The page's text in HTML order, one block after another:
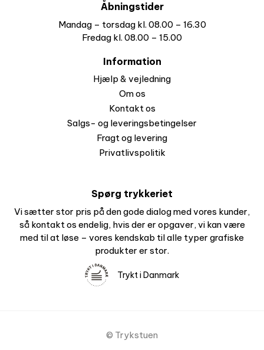
Åbningstider
Mandag – torsdag kl. 08.00 – 16.30
Fredag kl. 08.00 – 15.00
Information
Hjælp & vejledning
Om os
Kontakt os
Salgs- og leveringsbetingelser
Fragt og levering
Privatlivspolitik
Spørg trykkeriet
Vi sætter stor pris på den gode dialog med vores kunder,
så kontakt os endelig, hvis der er opgaver, vi kan være
med til at løse – vores kendskab til alle typer grafiske
produkter er stor.
Trykt i Danmark
© Trykstuen